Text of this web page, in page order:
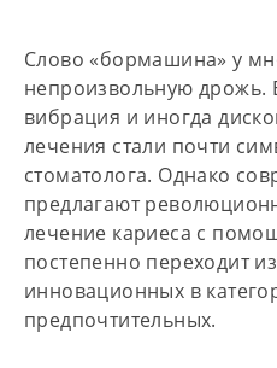
Слово «бормашина» у
непроизвольную дрожь.
вибрация и иногда
лечения стали почти
стоматолога. Однако
предлагают
лечение кариеса с
постепенно переходит
инновационных в
предпочтительных.